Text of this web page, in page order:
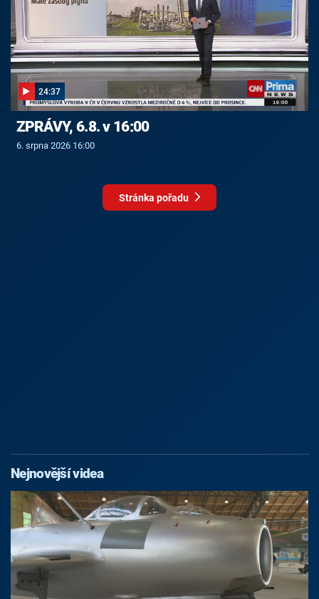
24:37
ZPRÁVY, 6.8. v 16:00
6. srpna 2026 16:00
Stránka pořadu
Nejnovější videa